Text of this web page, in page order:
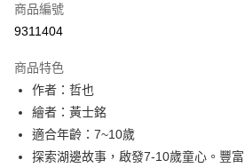
1.分期款項不併入電信帳單，「大哥付你分期」
醒簡訊。
【注意事項】
1.本服務係由「台灣大哥大股份有限公司」（
用戶於交易時，得透過本服務購買商品或服務
買賣價金債權讓與本公司後，依約使用本公司帳
2.基於同意付款使用「大哥付你分期」之契約
【「AFTEE先享後付」結帳流程】
１．於結帳方式選擇「AFTEE先享後付」後，
２．訂單成立數日內，您將收到繳費通知簡訊。
ATM／網路銀行／等多元方式進行付款，方視為
※ 請注意：結帳手續完成當下不需立刻繳費，
購買商品的店家。未經商家同意取消之訂單仍
後付繳納相關費用。
※ 交易是否成功請以「AFTEE先享後付 」之結
每筆NT$70，滿NT$499(含以上)免運費
每筆NT$70，滿NT$800(含以上)免運費
國內宅配/郵寄 (不適用離島、海外及郵局i
每筆NT$70，滿NT$800(含以上)免運費
離島宅配（澎湖、金門、馬祖、小琉球；
商品編號
9311404
商品特色
作者：哲也
繪者：黃士銘
適合年齡：7~10歲
探索湖邊故事，啟發7-10歲童心。豐